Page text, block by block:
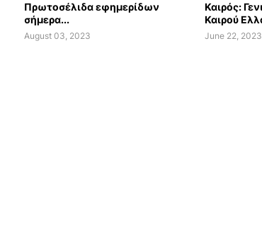
Πρωτοσέλιδα εφημερίδων
σήμερα...
August 03, 2023
Καιρός:
Καιρού
June 22, 2023